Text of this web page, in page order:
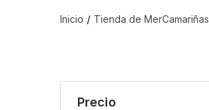
Inicio Tienda de MerCamariñas
Precio